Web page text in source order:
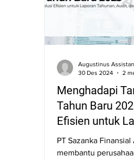
Menghadapi
Tahun Baru
Efisien untuk
Tahunan, Audit,
Anda
PT Sazanka
membantu
30 Des 2024
2